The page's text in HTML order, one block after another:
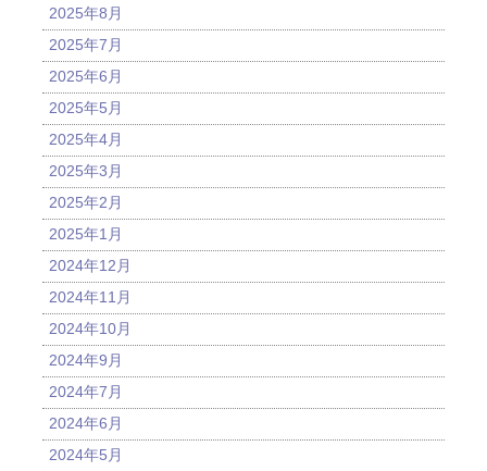
2025年8月
2025年7月
2025年6月
2025年5月
2025年4月
2025年3月
2025年2月
2025年1月
2024年12月
2024年11月
2024年10月
2024年9月
2024年7月
2024年6月
2024年5月